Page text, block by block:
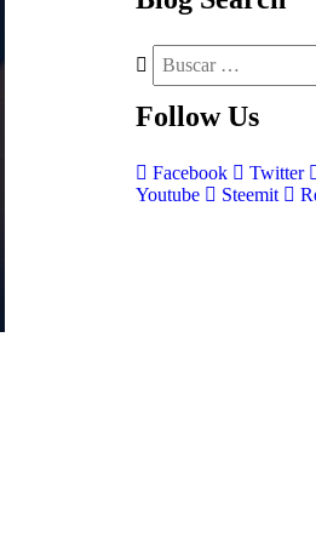
Follow Us
Facebook Twitter
Youtube
Steemit